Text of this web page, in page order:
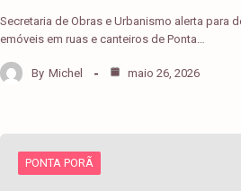
Secretaria de Obras e Urbanismo alerta para
emóveis em ruas e canteiros de Ponta…
By Michel maio 26, 2026
PONTA PORÃ